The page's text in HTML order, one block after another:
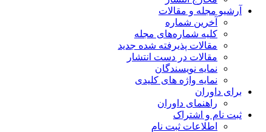
آرشیو مجله و مقالات
آخرین شماره
کلیه شماره‌های مجله
مقالات پذیرفته شده جدید
مقالات در دست انتشار
نمایه نویسندگان
نمایه واژه های کلیدی
برای داوران
راهنمای داوران
ثبت نام و اشتراک
اطلاعات ثبت نام